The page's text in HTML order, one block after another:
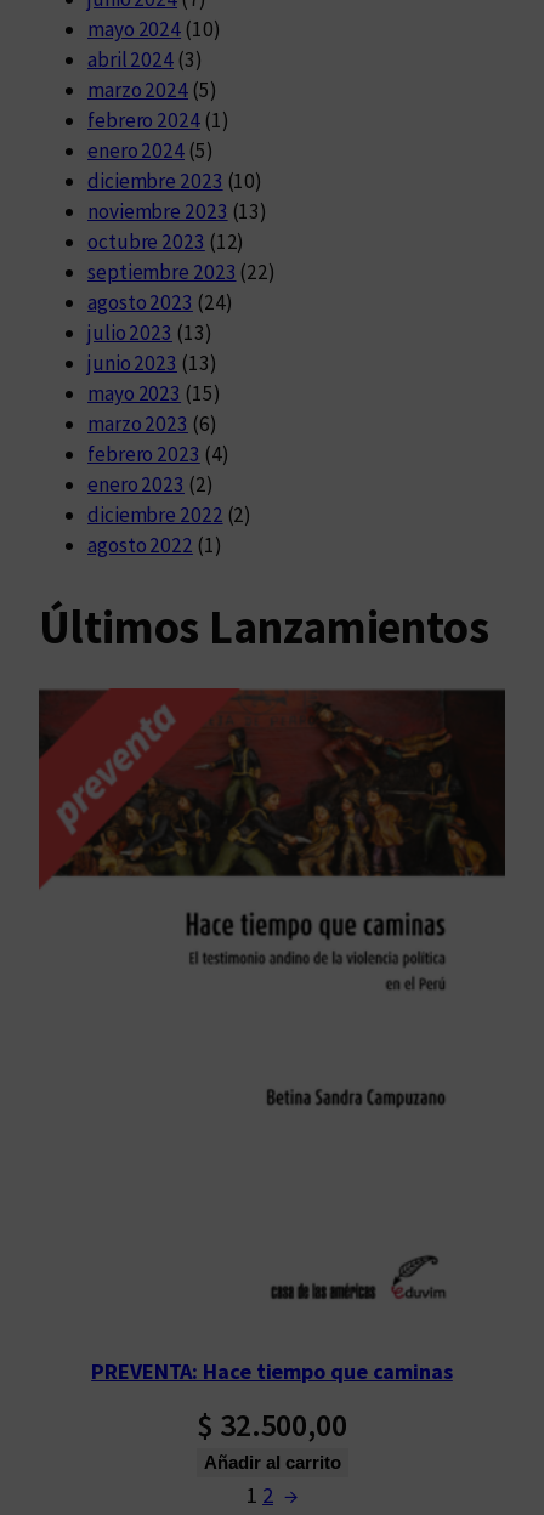
mayo 2024 (10)
abril 2024 (3)
marzo 2024 (5)
febrero 2024(1)
enero 2024 (5)
diciembre 2023 (10)
noviembre 2023 (13)
octubre 2023 (12)
septiembre 2023 (22)
agosto 2023 (24)
julio 2023 (13)
junio 2023 (13)
mayo 2023 (15)
marzo 2023 (6)
febrero 2023 (4)
enero 2023 (2)
diciembre 2022 (2)
agosto 2022 (1)
Últimos Lanzamientos
PREVENTA: Hace tiempo que caminas
$ 32.500,00
Añadir al carrito
1 2 →